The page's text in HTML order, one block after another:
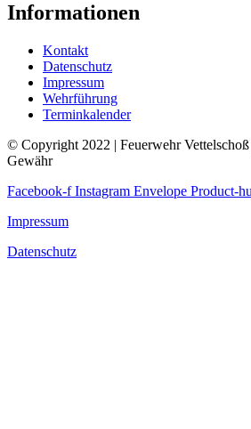
Informationen
Kontakt
Datenschutz
Impressum
Wehrführung
Terminkalender
© Copyright 2022 | Feuerwehr
Gewähr
Facebook-f Instagram Envelope Product-
Impressum
Datenschutz